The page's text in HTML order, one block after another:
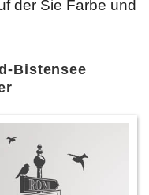
der Sie Farbe und
Bistensee